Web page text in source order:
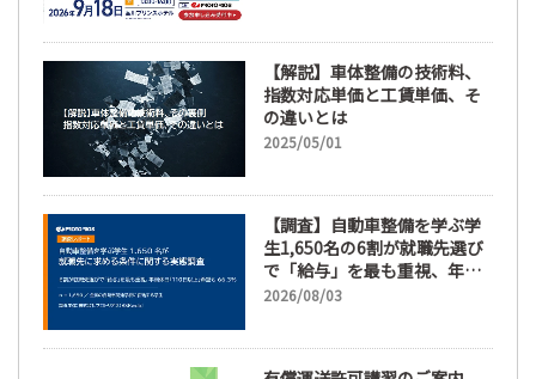
【解説】車体整備の技術料、
指数対応単価と工賃単価、そ
の違いとは
2025/05/01
【調査】自動車整備を学ぶ学
生1,650名の6割が就職先選び
で「給与」を最も重視、年間
休日「110日以上」希望も
2026/08/03